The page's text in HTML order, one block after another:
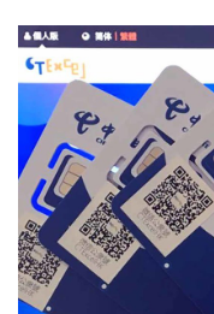
遊戲動漫
教學評測
EduTech
IT Times
生成式AI與雲端應用
Enterprise Digital